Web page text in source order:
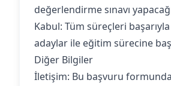
değerlendirme sınavı
‍Kabul: Tüm süreçleri
adaylar ile eğitim sürecine
Diğer Bilgiler
İletişim: Bu başvuru formunda